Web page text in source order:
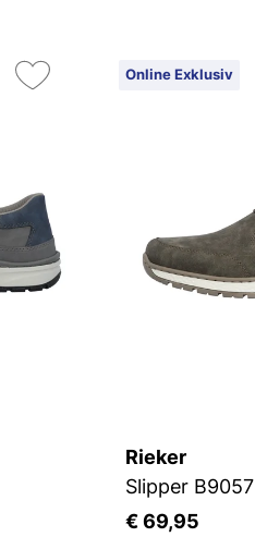
Online Exklusiv
Rieker
Slipper B9057
€ 69,95